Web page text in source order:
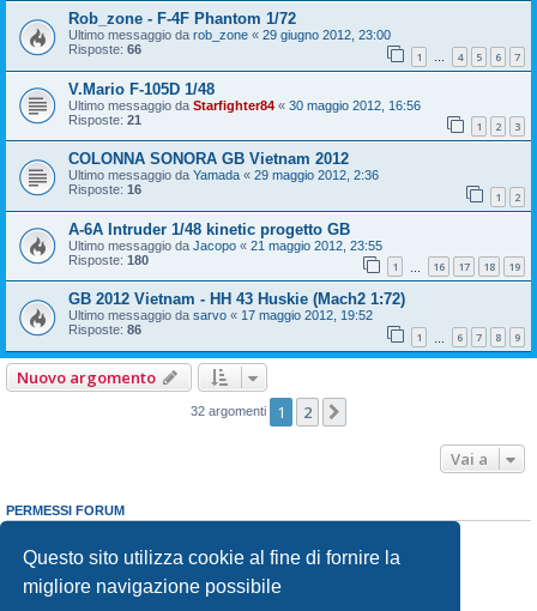
Questo sito utilizza cookie al fine di fornire la
migliore navigazione possibile
Rob_zone - F-4F Phantom 1/72
Ultimo messaggio da rob_zone « 29 giugno 2012, 23:00
Risposte: 66 1 4 5 6 7
V.Mario F-105D 1/48
Ultimo messaggio da Starfighter84 « 30 maggio 2012, 16:56
Risposte: 21 1 2 3
COLONNA SONORA GB Vietnam 2012
Ultimo messaggio da Yamada « 29 maggio 2012, 2:36
Risposte: 16 1 2
A-6A Intruder 1/48 kinetic progetto GB
Ultimo messaggio da Jacopo « 21 maggio 2012, 23:55
Risposte: 180 1 16 17 18 19
GB 2012 Vietnam - HH 43 Huskie (Mach2 1:72)
Ultimo messaggio da sarvo « 17 maggio 2012, 19:52
Risposte: 86 1 6 7 8 9
Nuovo argomento
32 argomenti 1 2
Vai a
PERMESSI FORUM
Non puoi
rispondere negli argomenti
Non puoimodificare i tuoi messaggi
Non puoicancellare i tuoi messaggi
Non puoi
inviare allegati